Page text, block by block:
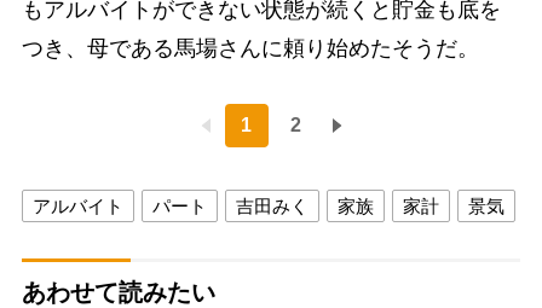
もアルバイトができない状態が続くと貯金も底を
つき、母である馬場さんに頼り始めたそうだ。
1 2
アルバイト パート 吉田みく 家族 家計 景気
あわせて読みたい